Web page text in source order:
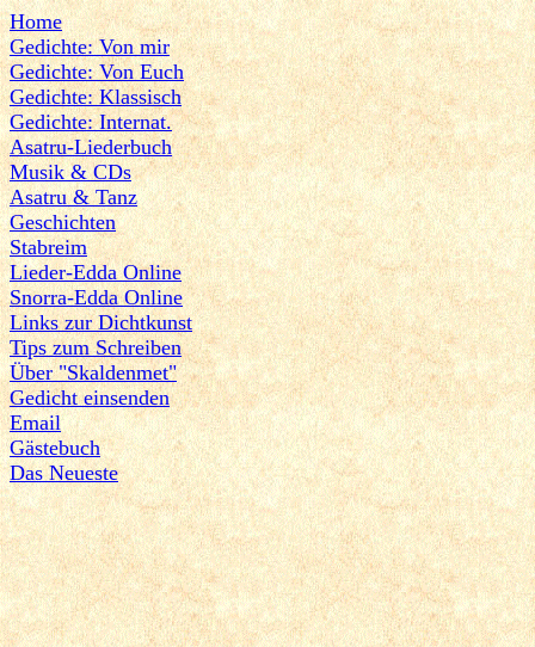
Home
Gedichte: Von mir
Gedichte: Von Euch
Gedichte: Klassisch
Gedichte: Internat.
Asatru-Liederbuch
Musik & CDs
Asatru & Tanz
Geschichten
Stabreim
Lieder-Edda Online
Snorra-Edda Online
Links zur Dichtkunst
Tips zum Schreiben
Über "Skaldenmet"
Gedicht einsenden
Email
Gästebuch
Das Neueste